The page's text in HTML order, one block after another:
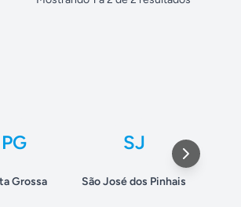
PG
Grossa
SJ
São José dos Pinhais